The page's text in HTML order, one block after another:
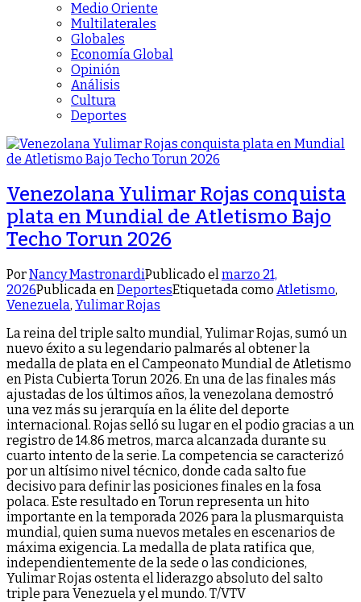
Medio Oriente
Multilaterales
Globales
Economía Global
Opinión
Análisis
Cultura
Deportes
Venezolana Yulimar Rojas conquista
plata en Mundial de Atletismo Bajo
Techo Torun 2026
PorNancy MastronardiPublicado elmarzo 21,
2026Publicada enDeportesEtiquetada como Atletismo,
Venezuela, Yulimar Rojas
La reina del triple salto mundial, Yulimar Rojas, sumó un
nuevo éxito a su legendario palmarés al obtener la
medalla de plata en el Campeonato Mundial de Atletismo
en Pista Cubierta Torun 2026. En una de las finales más
ajustadas de los últimos años, la venezolana demostró
una vez más su jerarquía en la élite del deporte
internacional. Rojas selló su lugar en el podio gracias a un
registro de 14.86 metros, marca alcanzada durante su
cuarto intento de la serie. La competencia se caracterizó
por un altísimo nivel técnico, donde cada salto fue
decisivo para definir las posiciones finales en la fosa
polaca. Este resultado en Torun representa un hito
importante en la temporada 2026 para la plusmarquista
mundial, quien suma nuevos metales en escenarios de
máxima exigencia. La medalla de plata ratifica que,
independientemente de la sede o las condiciones,
Yulimar Rojas ostenta el liderazgo absoluto del salto
triple para Venezuela y el mundo. T/VTV